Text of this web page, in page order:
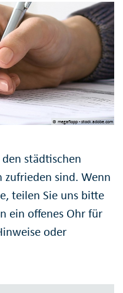
© megaflopp - stock.adobe.com
städtischen
sind. Wenn
teilen Sie uns bitte
ein offenes Ohr für
oder